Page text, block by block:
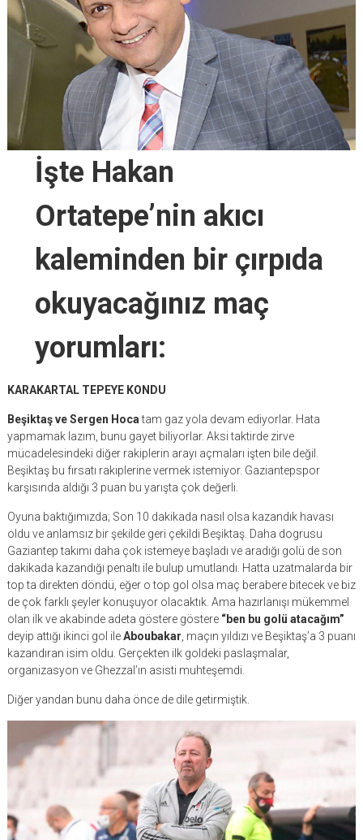
İşte Hakan
Ortatepe’nin akıcı
kaleminden bir çırpıda
okuyacağınız maç
yorumları:
KARAKARTAL TEPEYE KONDU
Beşiktaş ve Sergen Hocatam gaz yola devam ediyorlar. Hata
yapmamak lazım, bunu gayet biliyorlar. Aksi taktirde zirve
mücadelesindeki diğer rakiplerin arayı açmaları işten bile değil.
Beşiktaş bu fırsatı rakiplerine vermek istemiyor. Gaziantepspor
karşısında aldığı 3 puan bu yarışta çok değerli.
Oyuna baktığımızda; Son 10 dakikada nasıl olsa kazandık havası
oldu ve anlamsız bir şekilde geri çekildi Beşiktaş. Daha dogrusu
Gaziantep takımı daha çok istemeye başladı ve aradığı golü de son
dakikada kazandığı penaltı ile bulup umutlandı. Hatta uzatmalarda bir
top ta direkten döndü, eğer o top gol olsa maç berabere bitecek ve biz
de çok farklı şeyler konuşuyor olacaktık. Ama hazırlanışı mükemmel
olan ilk ve akabinde adeta göstere göstere“ben bu golü atacağım”
deyip attığı ikinci gol ileAboubakar , maçın yıldızı ve Beşiktaş’a 3 puanı
kazandıran isim oldu. Gerçekten ilk goldeki paslaşmalar,
organizasyon ve Ghezzal’ın asisti muhteşemdi.
Diğer yandan bunu daha önce de dile getirmiştik.